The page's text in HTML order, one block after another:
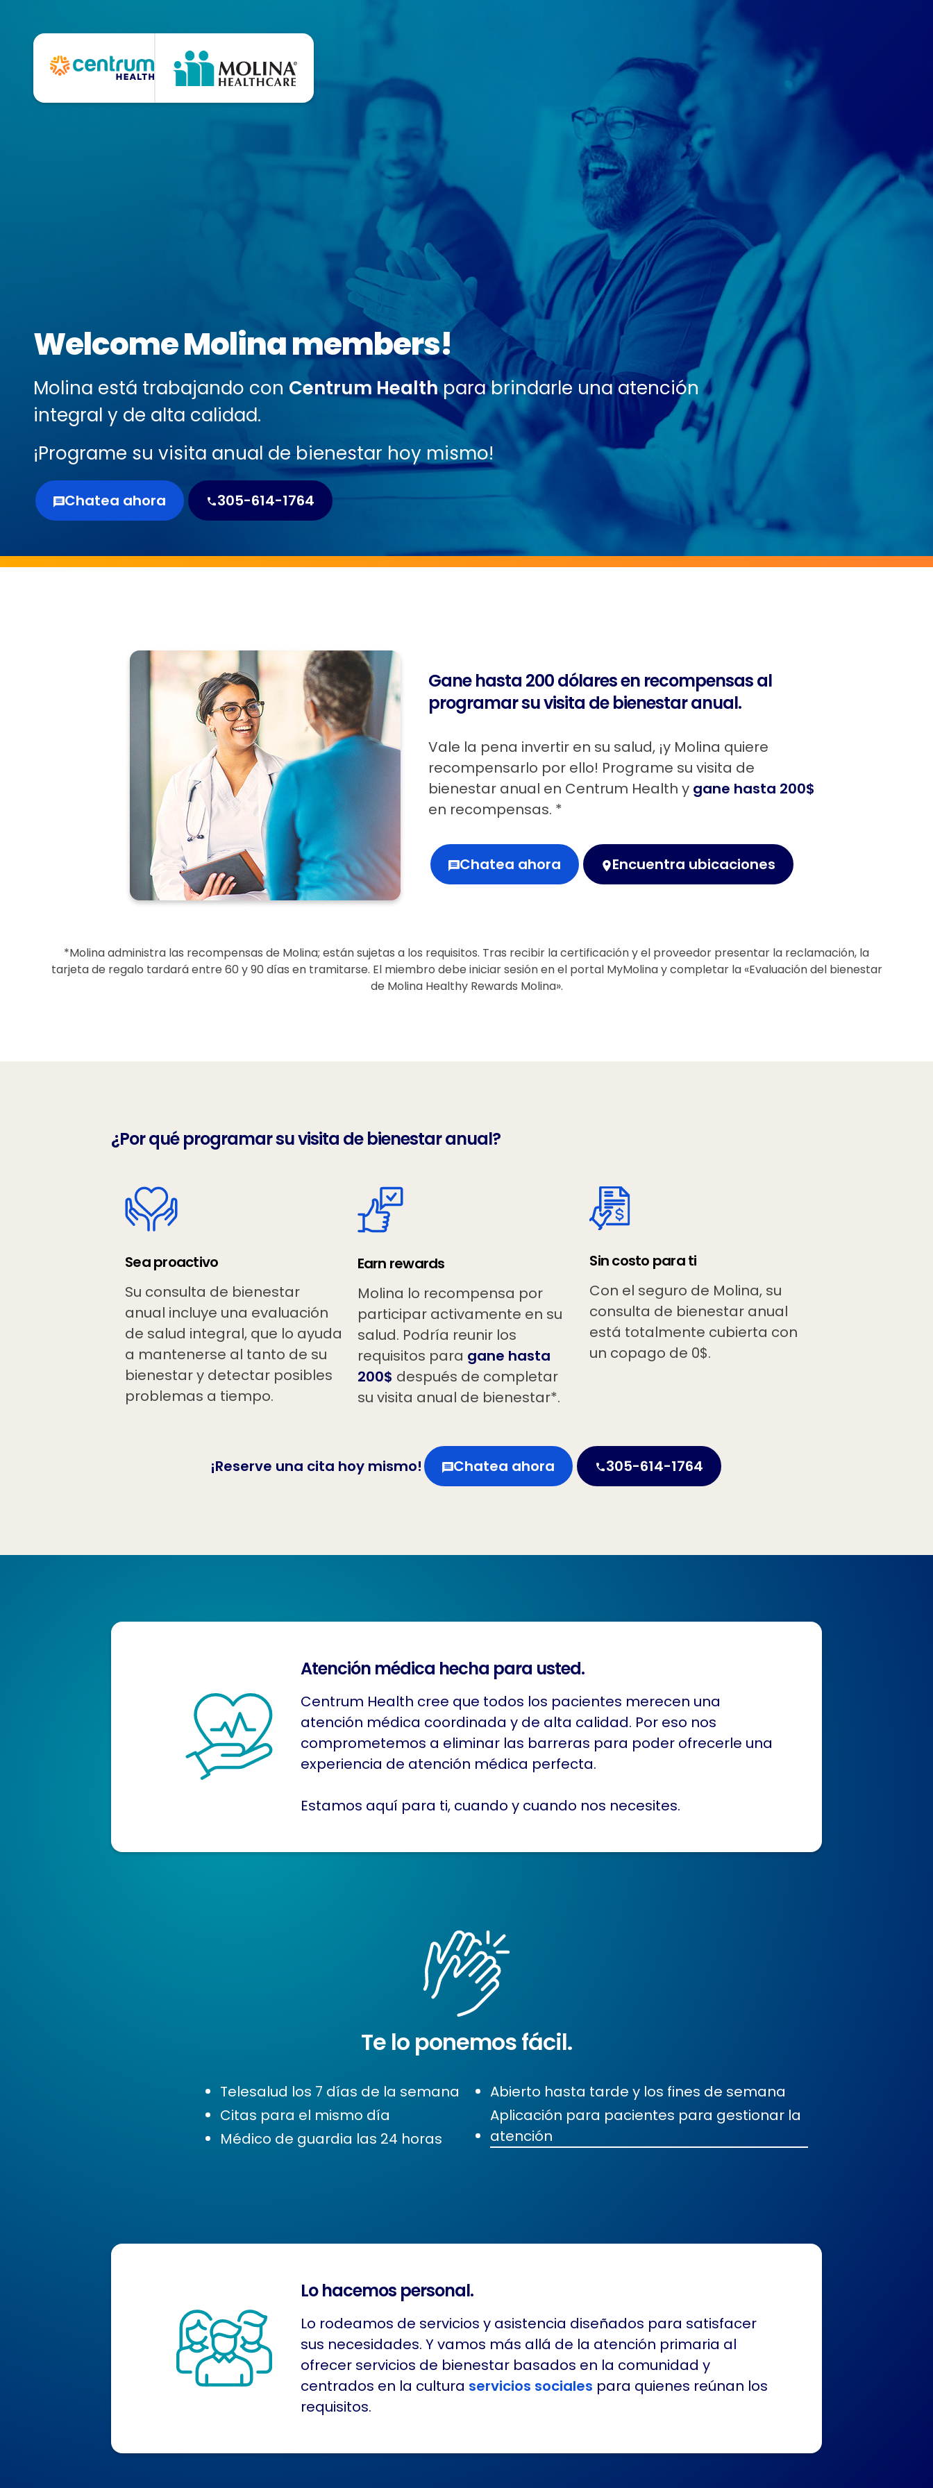
Welcome Molina members!
Molina está trabajando con Centrum Healthpara brindarle una atención
integral y de alta calidad.
¡Programe su visita anual de bienestar hoy mismo!
Chatea ahora 305-614-1764
Gane hasta 200 dólares en recompensas al
programar su visita de bienestar anual.
Vale la pena invertir en su salud, ¡y Molina quiere
recompensarlo por ello! Programe su visita de
bienestar anual en Centrum Health y gane hasta 200$
en recompensas. *
Chatea ahora Encuentra ubicaciones
*Molina administra las recompensas de Molina; están sujetas a los requisitos. Tras recibir la certificación y el proveedor presentar la reclamación, la
tarjeta de regalo tardará entre 60 y 90 días en tramitarse. El miembro debe iniciar sesión en el portal MyMolina y completar la «Evaluación del bienestar
de Molina Healthy Rewards Molina».
¿Por qué programar su visita de bienestar anual?
Sea proactivo
Su consulta de bienestar
anual incluye una evaluación
de salud integral, que lo ayuda
a mantenerse al tanto de su
bienestar y detectar posibles
problemas a tiempo.
Earn rewards
Molina lo recompensa por
participar activamente en su
salud. Podría reunir los
requisitos para gane hasta
200$ después de completar
su visita anual de bienestar*.
Sin costo para ti
Con el seguro de Molina, su
consulta de bienestar anual
está totalmente cubierta con
un copago de 0$.
¡Reserve una cita hoy mismo! Chatea ahora 305-614-1764
Atención médica hecha para usted.
Centrum Health cree que todos los pacientes merecen una
atención médica coordinada y de alta calidad. Por eso nos
comprometemos a eliminar las barreras para poder ofrecerle una
experiencia de atención médica perfecta.
Estamos aquí para ti, cuando y cuando nos necesites.
Te lo ponemos fácil.
Telesalud los 7 días de la semana
Citas para el mismo día
Médico de guardia las 24 horas
Abierto hasta tarde y los fines de semana
Aplicación para pacientes para gestionar la
atención
Lo hacemos personal.
Lo rodeamos de servicios y asistencia diseñados para satisfacer
sus necesidades. Y vamos más allá de la atención primaria al
ofrecer servicios de bienestar basados en la comunidad y
centrados en la cultura servicios sociales para quienes reúnan los
requisitos.